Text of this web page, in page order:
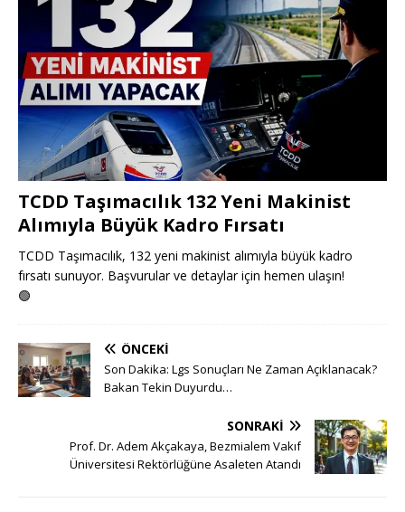
TCDD Taşımacılık 132 Yeni Makinist
Alımıyla Büyük Kadro Fırsatı
TCDD Taşımacılık, 132 yeni makinist alımıyla büyük kadro
fırsatı sunuyor. Başvurular ve detaylar için hemen ulaşın!
🟢
ÖNCEKI
Son Dakika: Lgs Sonuçları Ne Zaman Açıklanacak?
Bakan Tekin Duyurdu…
SONRAKI
Prof. Dr. Adem Akçakaya, Bezmialem Vakıf
Üniversitesi Rektörlüğüne Asaleten Atandı